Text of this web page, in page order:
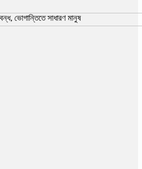
ভোগান্তিতে সাধারণ মানুষ